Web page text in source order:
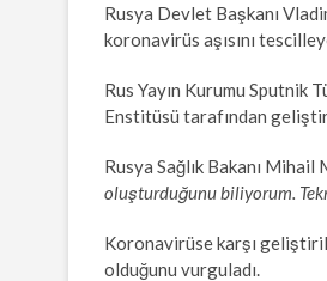
Rusya Devlet Başkanı
koronavirüs aşısını
Rus Yayın Kurumu Sputnik
Enstitüsü tarafından
Rusya Sağlık Bakanı
oluşturduğunu biliyorum.
Koronavirüse karşı
olduğunu vurguladı.